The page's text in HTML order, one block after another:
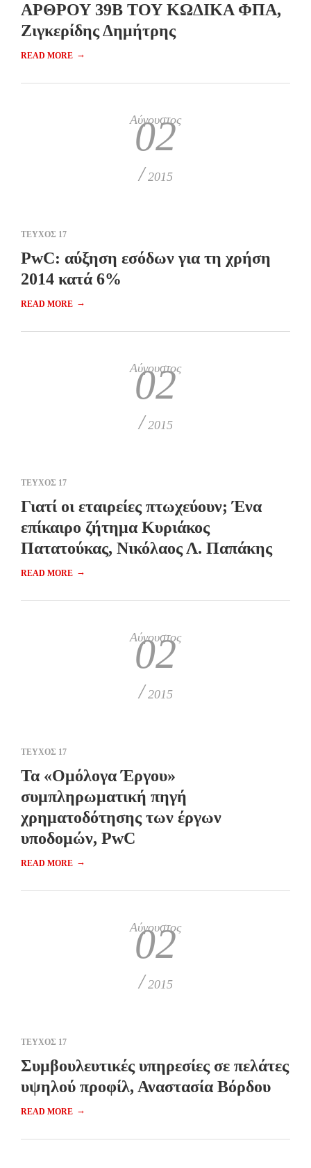
ΑΡΘΡΟΥ 39Β ΤΟΥ ΚΩΔΙΚΑ ΦΠΑ,
Ζιγκερίδης Δημήτρης
READ MORE →
Αύγουστος
02
/ 2015
ΤΕΥΧΟΣ 17
PwC: αύξηση εσόδων για τη χρήση
2014 κατά 6%
READ MORE →
Αύγουστος
02
/ 2015
ΤΕΥΧΟΣ 17
Γιατί οι εταιρείες πτωχεύουν; Ένα
επίκαιρο ζήτημα Κυριάκος
Πατατούκας, Νικόλαος Λ. Παπάκης
READ MORE →
Αύγουστος
02
/ 2015
ΤΕΥΧΟΣ 17
Τα «Ομόλογα Έργου»
συμπληρωματική πηγή
χρηματοδότησης των έργων
υποδομών, PwC
READ MORE →
Αύγουστος
02
/ 2015
ΤΕΥΧΟΣ 17
Συμβουλευτικές υπηρεσίες σε πελάτες
υψηλού προφίλ, Αναστασία Βόρδου
READ MORE →